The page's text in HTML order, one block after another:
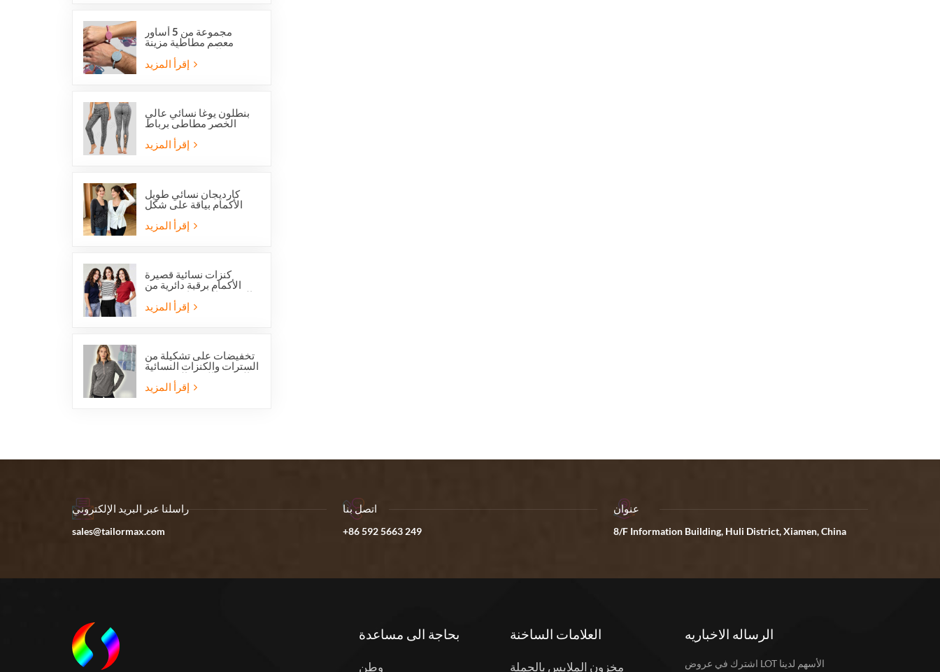
مجموعة من 5 أساور
معصم مطاطية مزينة
بالخرز تحمل صورة
القديس بنديكت الكاثوليكي
وميدالية المعجزة
بنطلون يوغا نسائي عالي
الخصر مطاطي برباط
متقاطع وفتحات شبكية من
ستوكلوت
كارديجان نسائي طويل
الأكمام بياقة على شكل
حرف V مع رباط جانبي
أمامي
كنزات نسائية قصيرة
الأكمام برقبة دائرية من
الصوف المحبوك، متوفرة
تخفيضات على تشكيلة من
السترات والكنزات النسائية
الخفيفة الوزن المصنوعة
من الصوف القطبي بنصف
سحاب، مناسبة للمشي
راسلنا عبر البريد الإلكتروني
sales@tailormax.com
اتصل بنا
+86 592 5663 249
عنوان
8/F Information Building, Huli District, Xiamen, China
بحاجة الى مساعدة
وطن
العلامات الساخنة
مخزون الملابس بالجملة
الرساله الاخباريه
اشترك في عروض LOT الأسهم لدينا